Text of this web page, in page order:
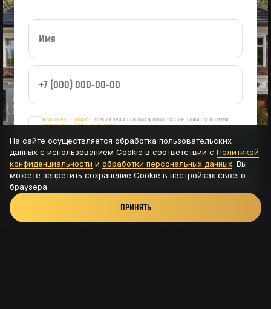
ясогласен на обработкумоих персональных данных в соответствии с условиями
политики конфиденциальности
ОСТАВИТЬ ЗАЯВКУ
На сайте осуществляется обработка пользовательских
данных с использованием Cookie в соответствии с Политикой
конфиденциальности и обработки персональных данных. Вы
можете запретить сохранение Cookie в настройках своего
браузера.
ПРИНЯТЬ